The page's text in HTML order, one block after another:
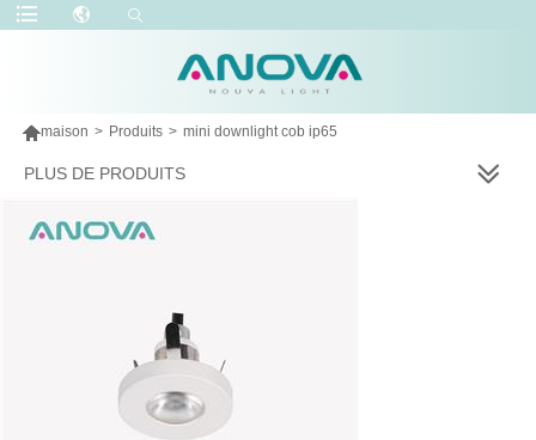
maison > Produits > mini downlight cob ip65
PLUS DE PRODUITS